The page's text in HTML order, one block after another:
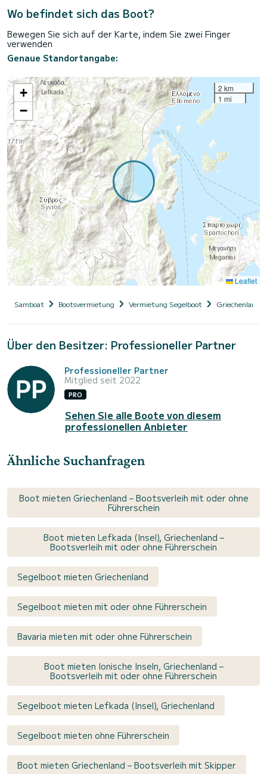
Wo befindet sich das Boot?
Bewegen Sie sich auf der Karte, indem Sie zwei Finger
verwenden
Genaue Standortangabe:
+
−
2 km
1 mi
Leaflet
Samboat Bootsvermietung Vermietung Segelboot Griechenland
Über den Besitzer: Professioneller Partner
Professioneller Partner
Mitglied seit 2022
PRO
Sehen Sie alle Boote von diesem
professionellen Anbieter
Ähnliche Suchanfragen
Boot mieten Griechenland – Bootsverleih mit oder ohne
Führerschein
Boot mieten Lefkada (Insel), Griechenland –
Bootsverleih mit oder ohne Führerschein
Segelboot mieten Griechenland
Segelboot mieten mit oder ohne Führerschein
Bavaria mieten mit oder ohne Führerschein
Boot mieten Ionische Inseln, Griechenland –
Bootsverleih mit oder ohne Führerschein
Segelboot mieten Lefkada (Insel), Griechenland
Segelboot mieten ohne Führerschein
Boot mieten Griechenland – Bootsverleih mit Skipper